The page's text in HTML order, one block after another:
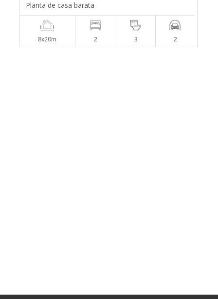
Planta de casa barata
8x20m 2 3 2